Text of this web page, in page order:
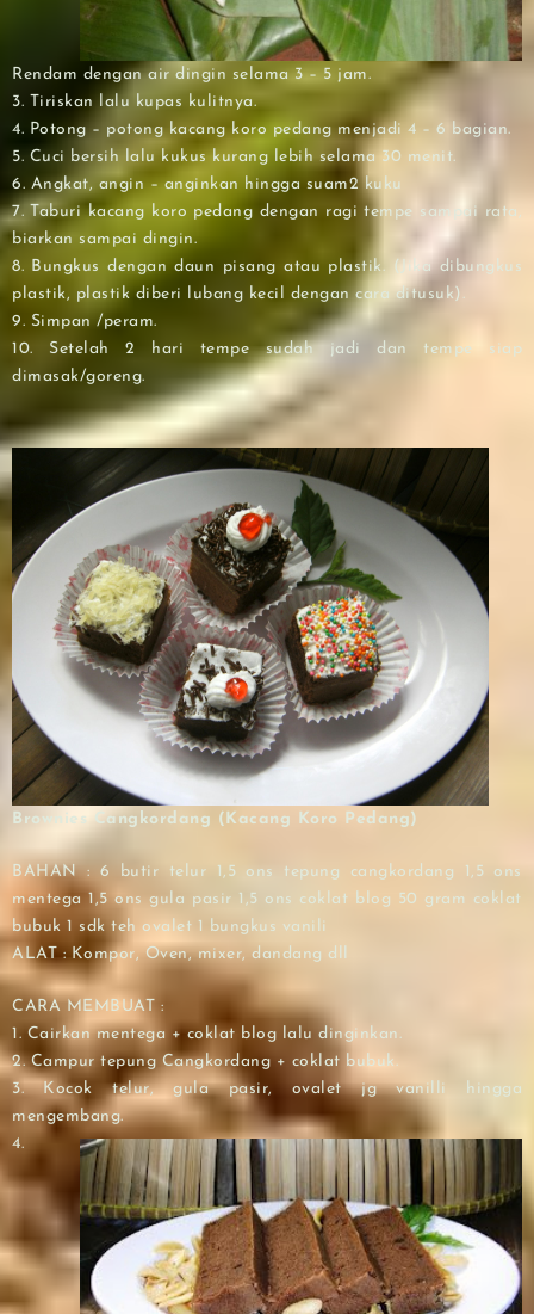
Rendam dengan air dingin selama 3 – 5 jam.
3. Tiriskan lalu kupas kulitnya.
4. Potong – potong kacang koro pedang menjadi 4 – 6 bagian.
5. Cuci bersih lalu kukus kurang lebih selama 30 menit.
6. Angkat, angin – anginkan hingga suam2 kuku
7. Taburi kacang koro pedang dengan ragi tempe sampai rata,
biarkan sampai dingin.
8. Bungkus dengan daun pisang atau plastik. (Jika dibungkus
plastik, plastik diberi lubang kecil dengan cara ditusuk).
9. Simpan /peram.
10. Setelah 2 hari tempe sudah jadi dan tempe siap
dimasak/goreng.
Brownies Cangkordang (Kacang Koro Pedang)
BAHAN : 6 butir telur 1,5 ons tepung cangkordang 1,5 ons
mentega 1,5 ons gula pasir 1,5 ons coklat blog 50 gram coklat
bubuk 1 sdk teh ovalet 1 bungkus vanili
ALAT : Kompor, Oven, mixer, dandang dll
CARA MEMBUAT :
1. Cairkan mentega + coklat blog lalu dinginkan.
2. Campur tepung Cangkordang + coklat bubuk.
3. Kocok telur, gula pasir, ovalet jg vanilli hingga
mengembang.
4.